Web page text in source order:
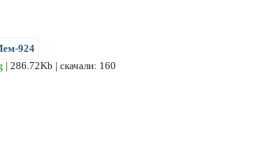
924
| 286.72Kb | скачали: 160